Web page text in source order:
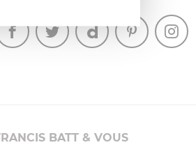
BATT & VOUS